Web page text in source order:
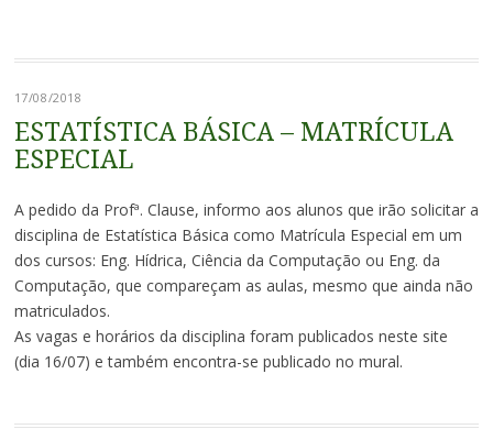
17/08/2018
ESTATÍSTICA BÁSICA – MATRÍCULA
ESPECIAL
A pedido da Profª. Clause, informo aos alunos que irão solicitar a
disciplina de Estatística Básica como Matrícula Especial em um
dos cursos: Eng. Hídrica, Ciência da Computação ou Eng. da
Computação, que compareçam as aulas, mesmo que ainda não
matriculados.
As vagas e horários da disciplina foram publicados neste site
(dia 16/07) e também encontra-se publicado no mural.